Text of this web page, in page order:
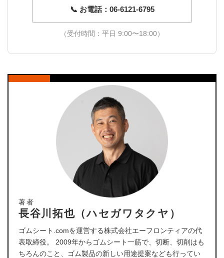
📞 お電話：06-6121-6795
（受付時間：平日 9:00〜18:00）
著者
長谷川拓也（ハセガワタクヤ）
ゴムシート.comを運営する株式会社エーフロンティアの代
表取締役。 2009年からゴムシート一筋で、切断、切削はも
ちろんのこと、ゴム製品の新しい用途提案なども行ってい